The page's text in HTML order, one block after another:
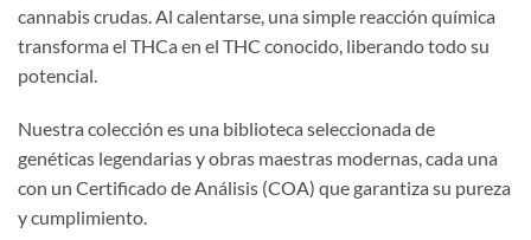
cannabis crudas. Al calentarse, una simple reacción química
transforma el THCa en el THC conocido, liberando todo su
potencial.
Nuestra colección es una biblioteca seleccionada de
genéticas legendarias y obras maestras modernas, cada una
con un Certificado de Análisis (COA) que garantiza su pureza
y cumplimiento.